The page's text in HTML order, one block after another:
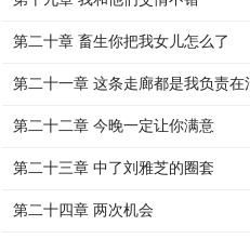
第二十章 畜生你把我女儿怎么了
第二十一章 这条走廊都是我负责在
第二十二章 今晚一定让你满意
第二十三章 中了刘雅芝的圈套
第二十四章 两次机会